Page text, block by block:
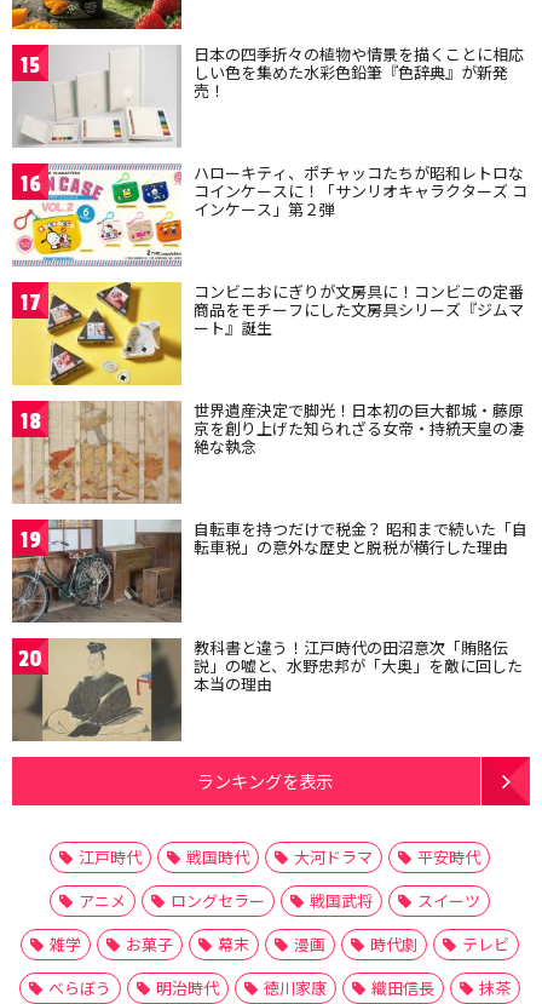
15 日本の四季折々の植物や情景を描くことに相応
しい色を集めた水彩色鉛筆『色辞典』が新発
売！
16 ハローキティ、ポチャッコたちが昭和レトロな
コインケースに！「サンリオキャラクターズ コ
インケース」第２弾
17 コンビニおにぎりが文房具に！コンビニの定番
商品をモチーフにした文房具シリーズ『ジムマ
ート』誕生
18 世界遺産決定で脚光！日本初の巨大都城・藤原
京を創り上げた知られざる女帝・持統天皇の凄
絶な執念
19 自転車を持つだけで税金？ 昭和まで続いた「自
転車税」の意外な歴史と脱税が横行した理由
20 教科書と違う！江戸時代の田沼意次「賄賂伝
説」の嘘と、水野忠邦が「大奥」を敵に回した
本当の理由
ランキングを表示
江戸時代 戦国時代 大河ドラマ
平安時代
アニメ
ロングセラー 戦国武将
スイーツ
雑学
お菓子 幕末 漫画 時代劇
テレビ
べらぼう
明治時代 徳川家康 織田信長
抹茶